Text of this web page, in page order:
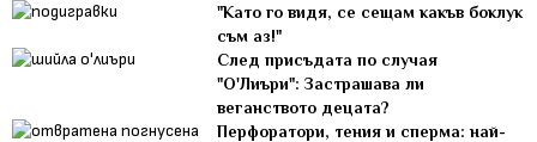
"Като го видя, се сещам какъв боклук
съм аз!"
След присъдата по случая
"О'Лиъри": Застрашава ли
веганството децата?
Перфоратори, тения и сперма: най-